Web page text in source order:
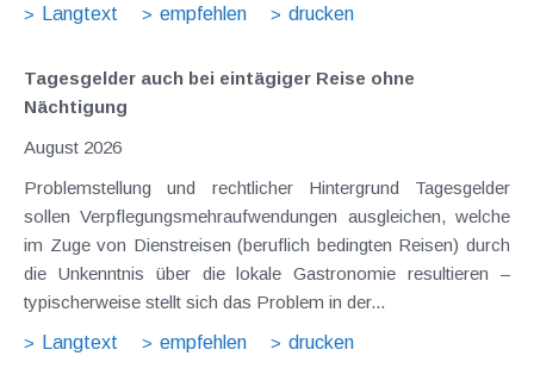
Langtext
empfehlen drucken
Tagesgelder auch bei eintägiger Reise ohne
Nächtigung
August 2026
Problemstellung und rechtlicher Hintergrund Tagesgelder
sollen Verpflegungsmehraufwendungen ausgleichen, welche
im Zuge von Dienstreisen (beruflich bedingten Reisen) durch
die Unkenntnis über die lokale Gastronomie resultieren –
typischerweise stellt sich das Problem in der...
Langtext
empfehlen drucken